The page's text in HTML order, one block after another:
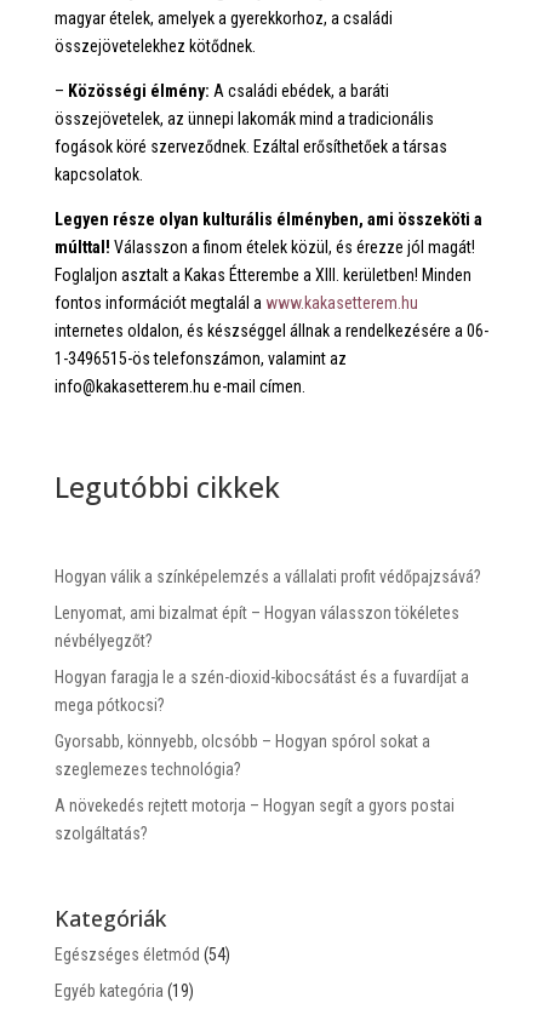
magyar ételek, amelyek a gyerekkorhoz, a családi
összejövetelekhez kötődnek.
– Közösségi élmény: A családi ebédek, a baráti
összejövetelek, az ünnepi lakomák mind a tradicionális
fogások köré szerveződnek. Ezáltal erősíthetőek a társas
kapcsolatok.
Legyen része olyan kulturális élményben, ami összeköti a
múlttal! Válasszon a finom ételek közül, és érezze jól magát!
Foglaljon asztalt a Kakas Étterembe a XIII. kerületben! Minden
fontos információt megtalál a www.kakasetterem.hu
internetes oldalon, és készséggel állnak a rendelkezésére a 06-
1-3496515-ös telefonszámon, valamint az
info@kakasetterem.hu e-mail címen.
Legutóbbi cikkek
Hogyan válik a színképelemzés a vállalati profit védőpajzsává?
Lenyomat, ami bizalmat épít – Hogyan válasszon tökéletes
névbélyegzőt?
Hogyan faragja le a szén-dioxid-kibocsátást és a fuvardíjat a
mega pótkocsi?
Gyorsabb, könnyebb, olcsóbb – Hogyan spórol sokat a
szeglemezes technológia?
A növekedés rejtett motorja – Hogyan segít a gyors postai
szolgáltatás?
Kategóriák
Egészséges életmód (54)
Egyéb kategória (19)